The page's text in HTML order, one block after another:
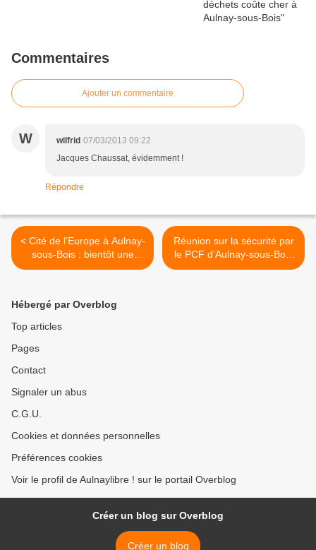
Commentaires
Ajouter un commentaire
W wilfrid 07/03/2013 09:22
Jacques Chaussat, évidemment !
Répondre
< Cité de l’Europe à Aulnay-
sous-Bois : bientôt une
Agence des Familles de la
Réunion sur la sécurité par
le PCF d’Aulnay-sous-Bois
(2) : de l’insécurité sociale >
Hébergé par Overblog
Top articles
Pages
Contact
Signaler un abus
C.G.U.
Cookies et données personnelles
Préférences cookies
Voir le profil de Aulnaylibre ! sur le portail Overblog
Créer un blog sur Overblog
Créer un blog